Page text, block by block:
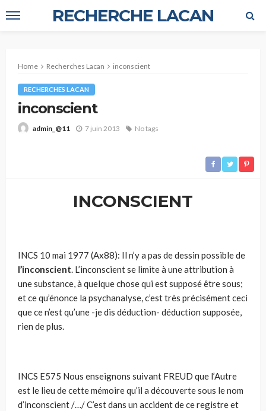
RECHERCHE LACAN
Home Recherches Lacan inconscient
RECHERCHES LACAN
inconscient
admin_@11 7 juin 2013 No tags
INCONSCIENT
INCS 10 mai 1977 (Ax88): Il n’y a pas de dessin possible de
l’inconscient. L’inconscient se limite à une attribution à
une substance, à quelque chose qui est supposé être sous;
et ce qu’énonce la psychanalyse, c’est très précisément ceci
que ce n’est qu’une -je dis déduction- déduction supposée,
rien de plus.
INCS E575 Nous enseignons suivant FREUD que l’Autre
est le lieu de cette mémoire qu’il a découverte sous le nom
d’inconscient /…/ C’est dans un accident de ce registre et